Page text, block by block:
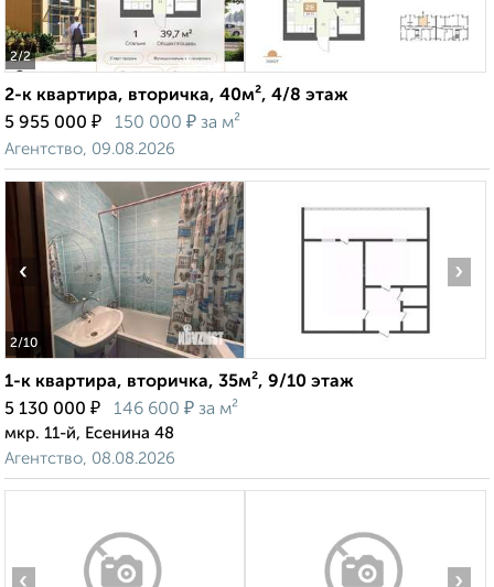
2/2
2-к квартира, вторичка, 40м², 4/8 этаж
5 955 000 ₽ 150 000 ₽ за м²
Агентство, 09.08.2026
2/10
‹ ›
1-к квартира, вторичка, 35м², 9/10 этаж
5 130 000 ₽ 146 600 ₽ за м²
мкр. 11-й, Есенина 48
Агентство, 08.08.2026
‹ ›